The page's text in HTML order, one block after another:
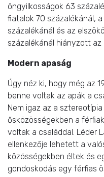
öngyilkosságok 63
fiatalok 70 százalékánál,
százalékánál és az
százalékánál hiányzott az
Modern apaság
Úgy néz ki, hogy még az
benne voltak az apák a
Nem igaz az a
ősközösségekben a
voltak a családdal. Léder
ellenkezője lehetett a
közösségekben éltek és
gondoskodás egy férfias